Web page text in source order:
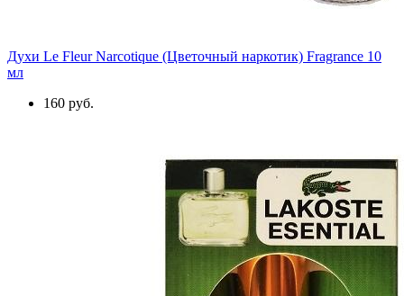
Духи Le Fleur Narcotique (Цветочный наркотик) Fragrance 10
мл
160 руб.